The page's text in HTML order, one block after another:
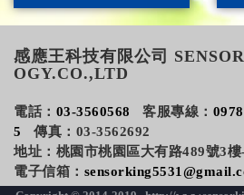
感應王科技有限公司
OGY.CO.,LTD
電話： 03-3560568 客服專線：
5 傳真：03-3562692
地址：桃園市桃園區大有路489號3樓
電子信箱：